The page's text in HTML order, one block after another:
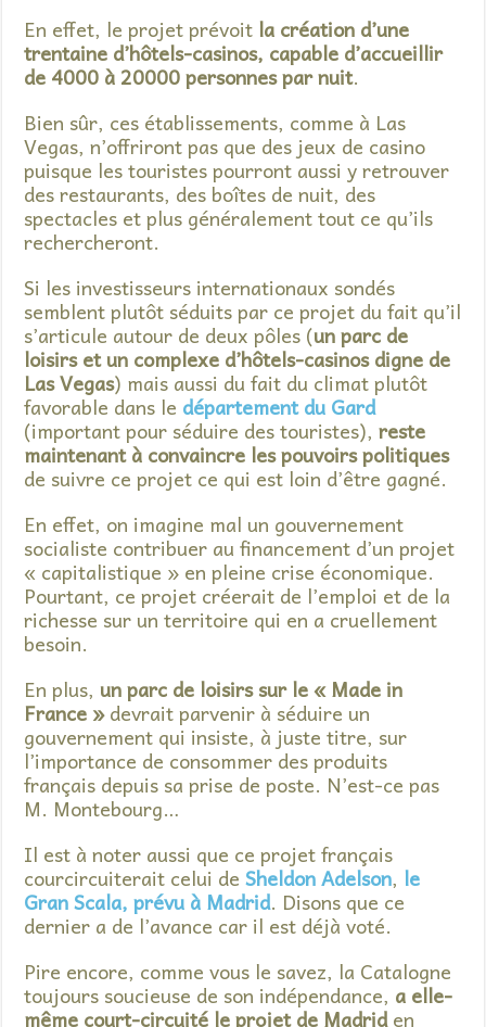
En effet, le projet prévoit la création d’une
trentaine d’hôtels-casinos, capable d’accueillir
de 4000 à 20000 personnes par nuit.
Bien sûr, ces établissements, comme à Las
Vegas, n’offriront pas que des jeux de casino
puisque les touristes pourront aussi y retrouver
des restaurants, des boîtes de nuit, des
spectacles et plus généralement tout ce qu’ils
rechercheront.
Si les investisseurs internationaux sondés
semblent plutôt séduits par ce projet du fait qu’il
s’articule autour de deux pôles (un parc de
loisirs et un complexe d’hôtels-casinos digne de
Las Vegas) mais aussi du fait du climat plutôt
favorable dans le département du Gard
(important pour séduire des touristes),reste
maintenant à convaincre les pouvoirs politiques
de suivre ce projet ce qui est loin d’être gagné.
En effet, on imagine mal un gouvernement
socialiste contribuer au financement d’un projet
« capitalistique » en pleine crise économique.
Pourtant, ce projet créerait de l’emploi et de la
richesse sur un territoire qui en a cruellement
besoin.
En plus, un parc de loisirs sur le « Made in
France »devrait parvenir à séduire un
gouvernement qui insiste, à juste titre, sur
l’importance de consommer des produits
français depuis sa prise de poste. N’est-ce pas
M. Montebourg…
Il est à noter aussi que ce projet français
courcircuiterait celui deSheldon Adelson, le
Gran Scala, prévu à Madrid. Disons que ce
dernier a de l’avance car il est déjà voté.
Pire encore, comme vous le savez, la Catalogne
toujours soucieuse de son indépendance, a elle-
même court-circuité le projet de Madriden